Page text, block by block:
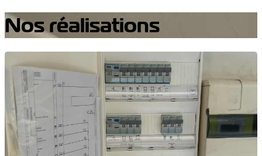
Nos réalisations